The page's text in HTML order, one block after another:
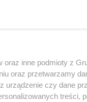
oraz inne podmioty z
oraz przetwarzamy
urządzenie czy dane
treści,